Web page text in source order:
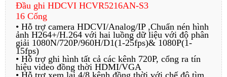
Đầu ghi HDCVI HCVR5216AN-S3
16 Cổng
• Hỗ trợ camera HDCVI/Analog/IP ,Chuẩn nén hình
ảnh H264+/H.264 với hai luồng dữ liệu với độ phân
giải 1080N/720P/960H/D1(1-25fps)& 1080P(1-
15fps)
• Hỗ trợ ghi hình tất cả các kênh 720P, cổng ra tín
hiệu video đồng thời HDMI/VGA
• Hỗ trợ xem lại 4/8 kênh đồng thời với chế độ tìm